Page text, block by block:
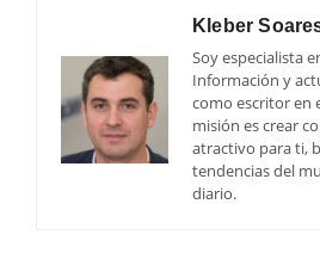
Kleber
Soy especialista
Información y
como escritor en
misión es crear
atractivo para ti,
tendencias del
diario.